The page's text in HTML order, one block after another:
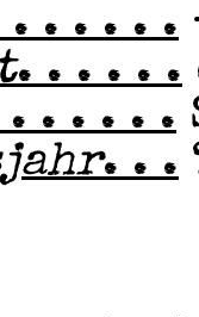
. . . . . .
. . . . . .
. . . . . .
. . .